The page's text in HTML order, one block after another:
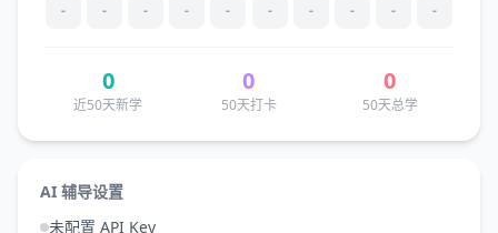
- - - - - - - - - -
0
近50天新学
0
50天打卡
0
50天总学
AI 辅导设置
未配置 API Key